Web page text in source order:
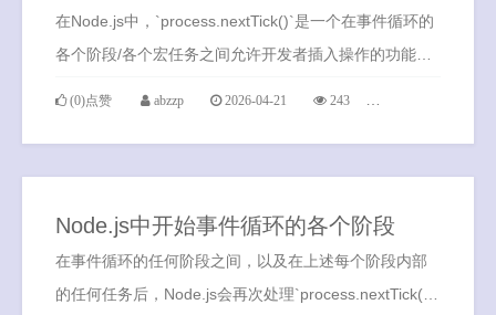
在Node.js中，`process.nextTick()`是一个在事件循环的
各个阶段/各个宏任务之间允许开发者插入操作的功能。
(0)点赞 abzzp 2026-04-21 243
Node.js中开始事件循环的各个阶段
在事件循环的任何阶段之间，以及在上述每个阶段内部
的任何任务后，Node.js会再次处理`process.nextTick()